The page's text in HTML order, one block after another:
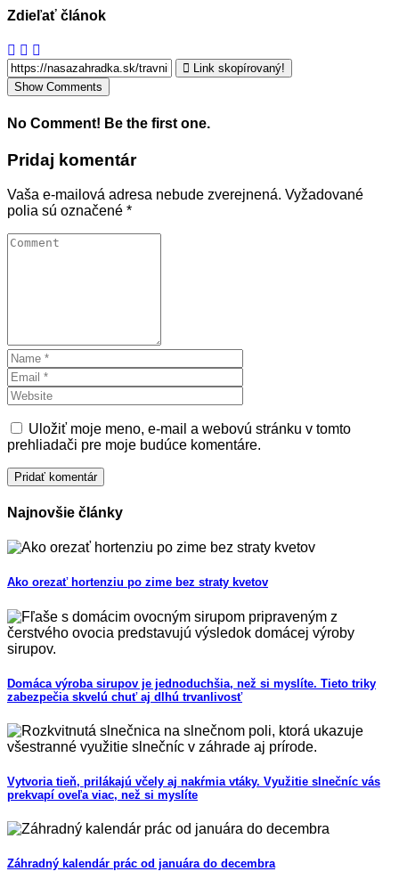
Zdieľať článok
Link skopírovaný!
Show Comments
No Comment! Be the first one.
Pridaj komentár
Vaša e-mailová adresa nebude zverejnená. Vyžadované
polia sú označené *
Uložiť moje meno, e-mail a webovú stránku v tomto
prehliadači pre moje budúce komentáre.
Najnovšie články
Ako orezať hortenziu po zime bez straty kvetov
Domáca výroba sirupov je jednoduchšia, než si myslíte. Tieto triky
zabezpečia skvelú chuť aj dlhú trvanlivosť
Vytvoria tieň, prilákajú včely aj nakŕmia vtáky. Využitie slnečníc vás
prekvapí oveľa viac, než si myslíte
Záhradný kalendár prác od januára do decembra